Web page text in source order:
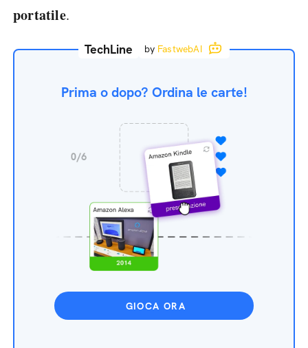
portatile.
TechLine by FastwebAI
Prima o dopo? Ordina le carte!
GIOCA ORA